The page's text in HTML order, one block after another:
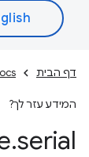
דף הבית
המידע עזר לך?
.serial